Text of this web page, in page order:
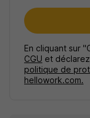
En cliquant sur
CGU et
politique de
hellowork.com.